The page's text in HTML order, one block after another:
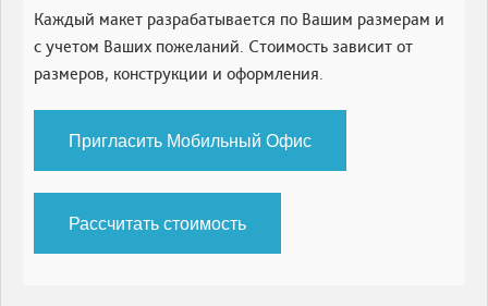
Каждый макет разрабатывается по Вашим размерам и
с учетом Ваших пожеланий. Стоимость зависит от
размеров, конструкции и оформления.
Пригласить Мобильный Офис
Рассчитать стоимость